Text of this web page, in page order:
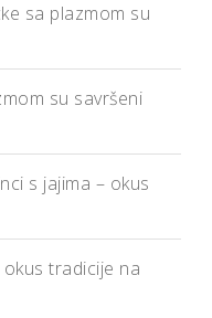
sa plazmom su
su savršeni
s jajima – okus
tradicije na